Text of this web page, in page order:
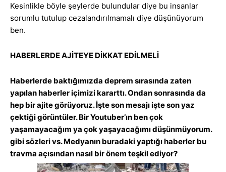
Kesinlikle böyle şeylerde bulundular diye bu insanlar
sorumlu tutulup cezalandırılmamalı diye düşünüyorum
ben.
HABERLERDE AJİTEYE DİKKAT EDİLMELİ
Haberlerde baktığımızda deprem sırasında zaten
yapılan haberler içimizi kararttı. Ondan sonrasında da
hep bir ajite görüyoruz. İşte son mesajı işte son yaz
çektiği görüntüler. Bir Youtuber’ın ben çok
yaşamayacağım ya çok yaşayacağımı düşünmüyorum.
gibi sözleri vs. Medyanın buradaki yaptığı haberler bu
travma açısından nasıl bir önem teşkil ediyor?